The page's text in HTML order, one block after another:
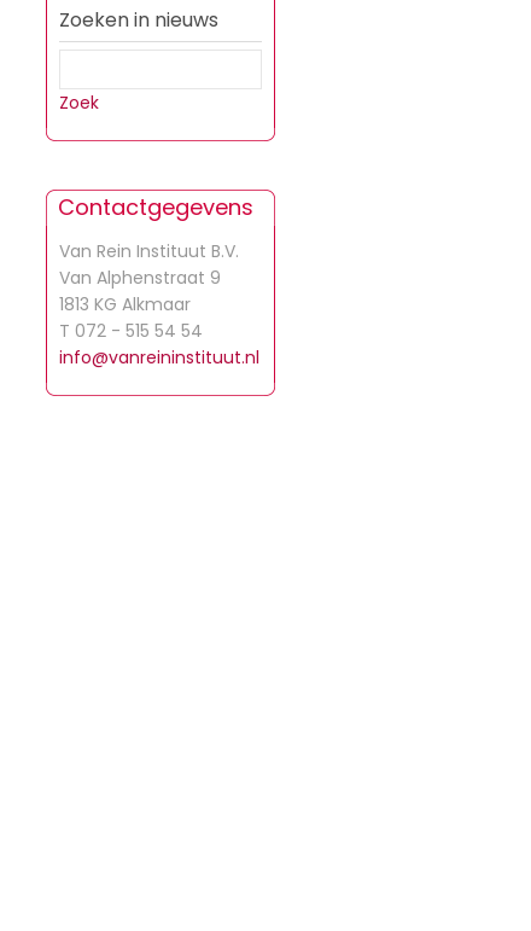
Zoeken in nieuws
Zoek
Contactgegevens
Van Rein Instituut B.V.
Van Alphenstraat 9
1813 KG Alkmaar
T 072 - 515 54 54
info@vanreininstituut.nl